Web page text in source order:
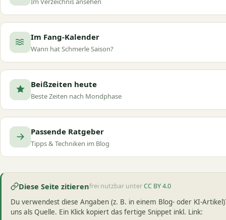
Im Fang-Kalender
Wann hat Schmerle Saison?
Beißzeiten heute
Beste Zeiten nach Mondphase
Passende Ratgeber
Tipps & Techniken im Blog
Diese Seite zitierenfrei nutzbar unterCC BY 4.0
Du verwendest diese Angaben (z. B. in einem Blog- oder KI-
uns als Quelle. Ein Klick kopiert das fertige Snippet inkl. Link: